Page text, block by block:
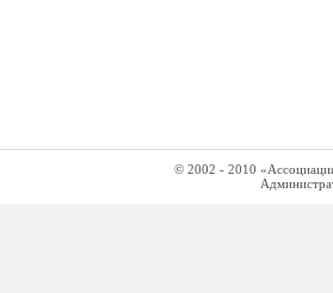
© 2002 - 2010 «Ассоциация